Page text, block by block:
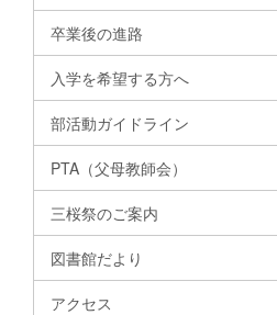
卒業後の進路
入学を希望する方へ
部活動ガイドライン
PTA（父母教師会）
三桜祭のご案内
図書館だより
アクセス